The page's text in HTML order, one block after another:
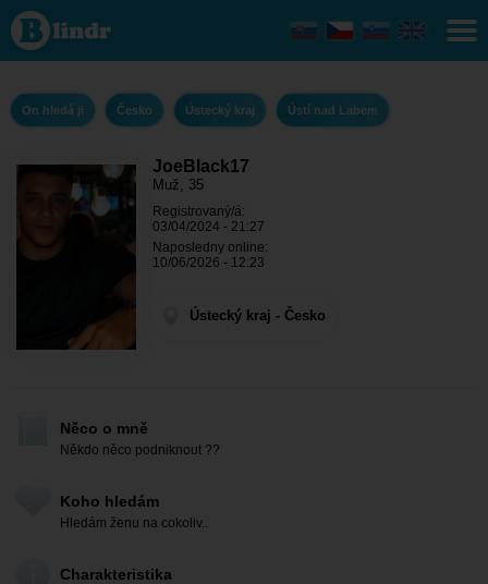
JoeBlack17
- On hledá
ji Ústecký
kraj - Ústí
On hledá ji Česko Ústecký kraj Ústí nad Labem
JoeBlack17
Muž, 35
Registrovaný/á:
03/04/2024 - 21:27
Naposledny online:
10/06/2026 - 12:23
Ústecký kraj - Česko
Něco o mně
Někdo něco podniknout ??
Koho hledám
Hledám ženu na cokoliv..
Charakteristika